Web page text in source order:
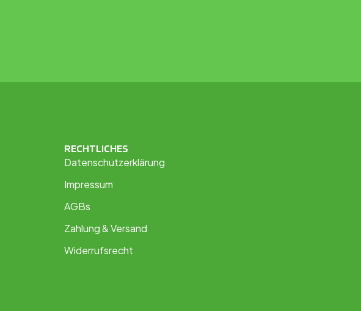
RECHTLICHES
Datenschutzerklärung
Impressum
AGBs
Zahlung & Versand
Widerrufsrecht